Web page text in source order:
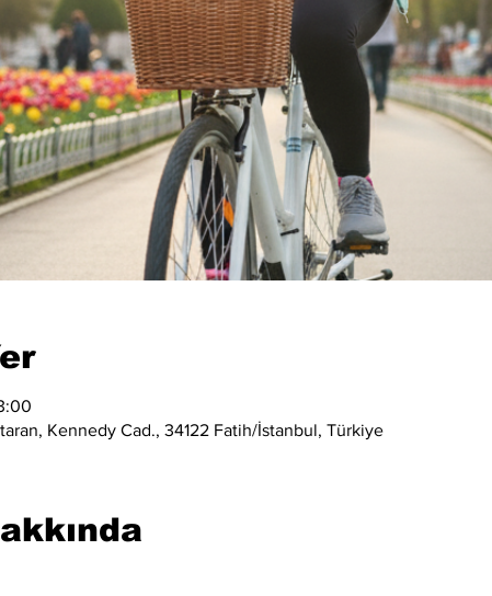
Kennedy Cad., 34122 Fatih/İstanbul, Türkiye